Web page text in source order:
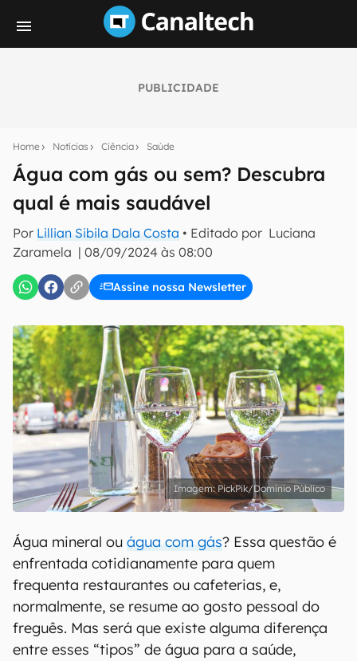
PUBLICIDADE
Home Notícias Ciência Saúde
Água com gás ou sem? Descubra
qual é mais saudável
Por Lillian Sibila Dala Costa • Editado por Luciana
Zaramela | 08/09/2024 às 08:00
Assine nossa Newsletter
notícias e reviews sobre tecnologia em primeira
E-mail
Uso e Política de Privacidade do Canaltech.
PickPik/Domínio Público
Água mineral ou água com gás? Essa questão é
enfrentada cotidianamente para quem
frequenta restaurantes ou cafeterias, e,
normalmente, se resume ao gosto pessoal do
freguês. Mas será que existe alguma diferença
entre esses “tipos” de água para a saúde,